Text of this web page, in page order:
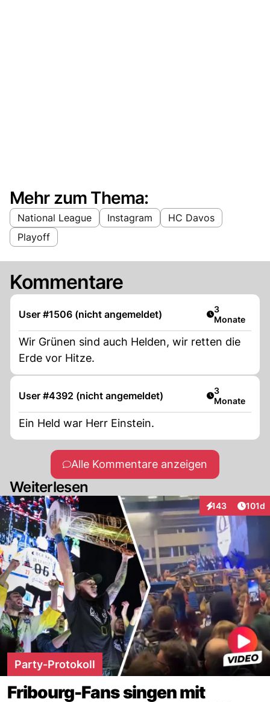
Mehr zum Thema:
National League Instagram
HC Davos
Playoff
Kommentare
User #1506 (nicht angemeldet) Artikel
3
Monate
Wir Grünen sind auch Helden, wir retten die
Erde vor Hitze.
User #4392 (nicht angemeldet) Artikel
3
Monate
Ein Held war Herr Einstein.
Alle Kommentare anzeigen
Weiterlesen
143
Interaktionen101d
Party-Protokoll
Fribourg-Fans singen mit